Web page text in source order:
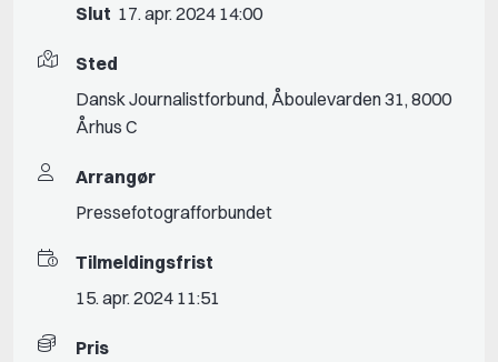
Slut 17. apr. 2024 14:00
Sted
Dansk Journalistforbund, Åboulevarden 31, 8000
Århus C
Arrangør
Pressefotografforbundet
Tilmeldingsfrist
15. apr. 2024 11:51
Pris